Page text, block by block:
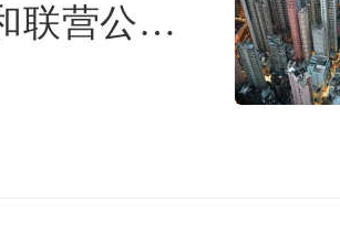
联营公司
权益的
民币22.6亿